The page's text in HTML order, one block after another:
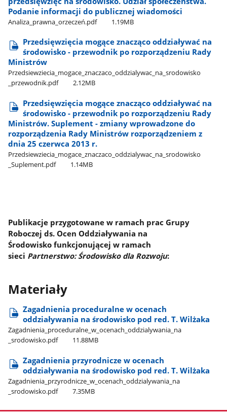
Podanie informacji do publicznej wiadomości
Analiza​_prawna​_orzeczeń.pdf 1.19MB
Przedsięwzięcia mogące znacząco oddziaływać na
środowisko - przewodnik po rozporządzeniu Rady
Ministrów
Przedsiewziecia​_mogace​_znaczaco​_oddzialywac​_na​_srodowisko​
_przewodnik.pdf
2.12MB
Przedsięwzięcia mogące znacząco oddziaływać na
środowisko - przewodnik po rozporządzeniu Rady
Ministrów. Suplement - zmiany wprowadzone do
rozporządzenia Rady Ministrów rozporządzeniem z
dnia 25 czerwca 2013 r.
Przedsiewziecia​_mogace​_znaczaco​_oddzialywac​_na​_srodowisko​
_Suplement.pdf
1.14MB
Publikacje przygotowane w ramach prac Grupy
Roboczej ds. Ocen Oddziaływania na
Środowisko funkcjonującej w ramach
sieci Partnerstwo: Środowisko dla Rozwoju:
Materiały
Zagadnienia proceduralne w ocenach
oddziaływania na środowisko pod red. T. Wilżaka
Zagadnienia​_proceduralne​_w​_ocenach​_oddzialywania​_na​
_srodowisko.pdf
11.88MB
Zagadnienia przyrodnicze w ocenach
oddziaływania na środowisko pod red. T. Wilżaka
Zagadnienia​_przyrodnicze​_w​_ocenach​_oddzialywania​_na​
_srodowisko.pdf
7.35MB